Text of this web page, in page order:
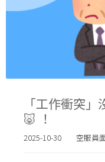
「工作衝突
🐷 ！
2025-10-30 空服員